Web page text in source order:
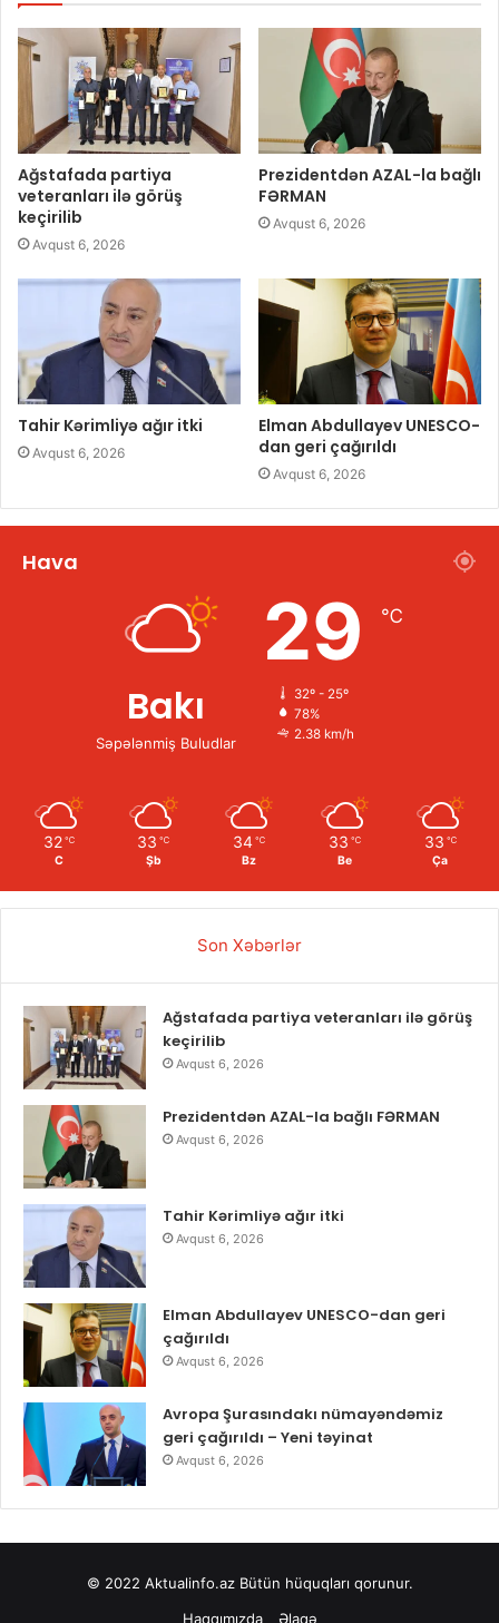
Ağstafada partiya
veteranları ilə görüş
keçirilib
Avqust 6, 2026
Prezidentdən AZAL-la bağlı
FƏRMAN
Avqust 6, 2026
Tahir Kərimliyə ağır itki
Avqust 6, 2026
Elman Abdullayev UNESCO-
dan geri çağırıldı
Avqust 6, 2026
Hava
Bakı
Səpələnmiş Buludlar
29 ℃
32º - 25º
78%
2.38 km/h
32 ℃
C
33 ℃
Şb
34 ℃
Bz
33 ℃
Be
33 ℃
Ça
Son Xəbərlər
Ağstafada partiya veteranları ilə görüş
keçirilib
Avqust 6, 2026
Prezidentdən AZAL-la bağlı FƏRMAN
Avqust 6, 2026
Tahir Kərimliyə ağır itki
Avqust 6, 2026
Elman Abdullayev UNESCO-dan geri
çağırıldı
Avqust 6, 2026
Avropa Şurasındakı nümayəndəmiz
geri çağırıldı – Yeni təyinat
Avqust 6, 2026
© 2022 Aktualinfo.azBütün hüquqları qorunur.
Haqqımızda
Əlaqə